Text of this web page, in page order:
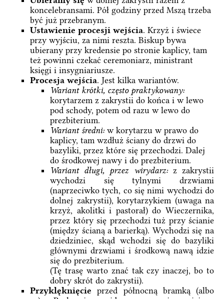
koncelebransami. Pół godziny przed Mszą trzeba
być już przebranym.
Ustawienie procesji wejścia. Krzyż i świece
przy wyjściu, za nimi reszta. Biskup bywa
ubierany przy kredensie po stronie kaplicy, tam
też powinni czekać ceremoniarz, ministrant
księgi i insygniariusze.
Procesja wejścia. Jest kilka wariantów.
Wariant krótki, często praktykowany:
korytarzem z zakrystii do końca i w lewo
pod schody, potem od razu w lewo do
prezbiterium.
Wariant średni:w korytarzu w prawo do
kaplicy, tam wzdłuż ściany do drzwi do
bazyliki, przez które się przechodzi. Dalej
do środkowej nawy i do prezbiterium.
Wariant długi, przez wirydarz:z zakrystii
wychodzi się tylnymi drzwiami
(naprzeciwko tych, co się nimi wychodzi do
dolnej zakrystii), korytarzykiem (uwaga na
krzyż, akolitki i pastorał) do Wieczernika,
przez który się przechodzi tuż przy ścianie
(między ścianą a barierką). Wychodzi się na
dziedziniec, skąd wchodzi się do bazyliki
głównymi drzwiami i środkową nawą idzie
się do prezbiterium.
(Tę trasę warto znać tak czy inaczej, bo to
dobry skrót do zakrystii).
Przyklęknięcie przed północną bramką (albo